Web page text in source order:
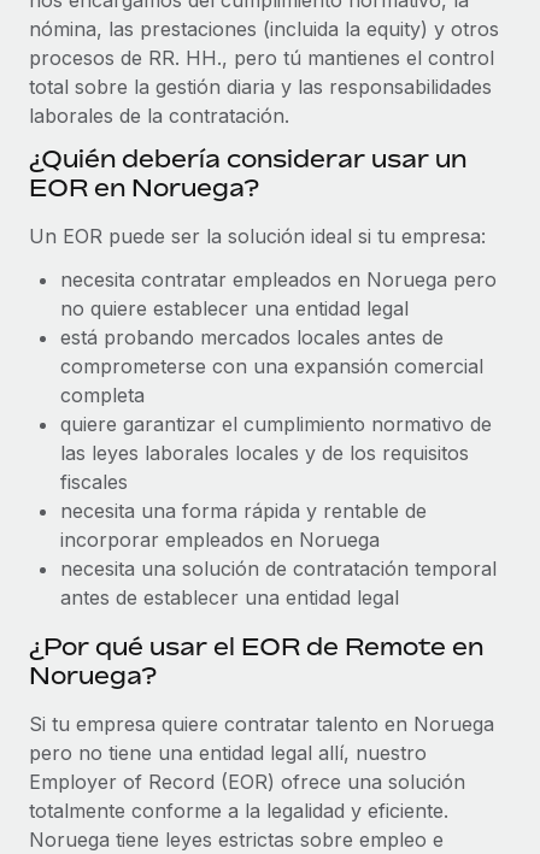
Cumplimiento normativo
Adelántate a los riesgos de cumplimiento
normativo.
Gestión de dispositivos
Proporciona dispositivos tecnológicos y contrólalos
en todo el mundo.
Apertura de entidades
Movilidad y reubicación
Reubica a los empleados con facilidad.
Prestaciones
Gestiona las prestaciones de los empleados sin
complicaciones.
Contractor Management
Impuestos
Novedades de producto de Remote:
Integraciones con Gusto y Xero y Contractor
Management Plus
La misión de Remote sigue siendo ayudar a empresas de
todos los tamaños a contratar, gestionar y...
Más información
Pento se convierte en un empleador equitativo
con Remote
Gestionar las nóminas internamente es complicado. Tardas
semanas en hacerlo manualmente y, al mes...
Más información
nómina, las prestaciones (incluida la equity) y otros
procesos de RR. HH., pero tú mantienes el control
total sobre la gestión diaria y las responsabilidades
laborales de la contratación.
¿Quién debería considerar usar un
EOR en Noruega?
Un EOR puede ser la solución ideal si tu empresa:
necesita contratar empleados en Noruega pero
no quiere establecer una entidad legal
está probando mercados locales antes de
comprometerse con una expansión comercial
completa
quiere garantizar el cumplimiento normativo de
las leyes laborales locales y de los requisitos
fiscales
necesita una forma rápida y rentable de
incorporar empleados en Noruega
necesita una solución de contratación temporal
antes de establecer una entidad legal
¿Por qué usar el EOR de Remote en
Noruega?
Si tu empresa quiere contratar talento en Noruega
pero no tiene una entidad legal allí, nuestro
Employer of Record (EOR) ofrece una solución
totalmente conforme a la legalidad y eficiente.
Noruega tiene leyes estrictas sobre empleo e